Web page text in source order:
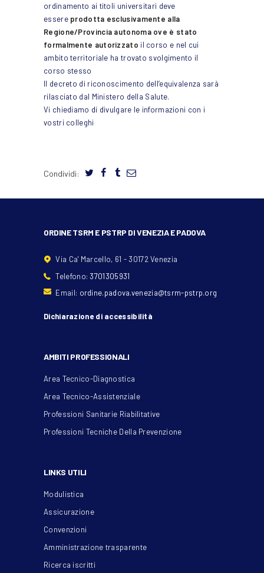
ordinamento ai titoli universitari deve
essere prodotta esclusivamente alla
Regione/Provincia autonoma ove è stato
formalmente autorizzato il corso e nel cui
ambito territoriale ha trovato svolgimento il
corso stesso
Il decreto di riconoscimento dell’equivalenza sarà
rilasciato dal Ministero della Salute.
Vi chiediamo di divulgare le informazioni con i
vostri colleghi
Condividi:
ORDINE TSRM E PSTRP DI VENEZIA E PADOVA
Via Ca' Marcello, 61 - 30172 Venezia
Telefono:3701305931
Email: ordine.padova.venezia@tsrm-pstrp.org
Dichiarazione di accessibilità
AMBITI PROFESSIONALI
Area Tecnico-Diagnostica
Area Tecnico-Assistenziale
Professioni Sanitarie Riabilitative
Professioni Tecniche Della Prevenzione
LINKS UTILI
Modulistica
Assicurazione
Convenzioni
Amministrazione trasparente
Ricerca iscritti